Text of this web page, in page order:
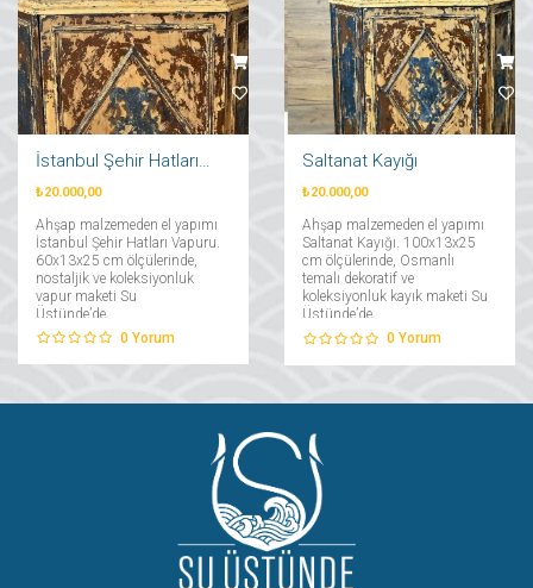
₺20.000,00
Ahşap malzemeden el yapımı
İstanbul Şehir Hatları Vapuru.
60x13x25 cm ölçülerinde,
nostaljik ve koleksiyonluk
vapur maketi Su
Üstünde’de....
0 Yorum
Saltanat Kayığı
₺20.000,00
Ahşap malzemeden el yapımı
Saltanat Kayığı. 100x13x25
cm ölçülerinde, Osmanlı
temalı dekoratif ve
koleksiyonluk kayık maketi Su
Üstünde’de....
0 Yorum